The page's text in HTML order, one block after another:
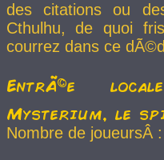
des citations ou
Cthulhu, de quoi
courrez dans ce
EntrÃ©e
Mysterium, le
Nombre de